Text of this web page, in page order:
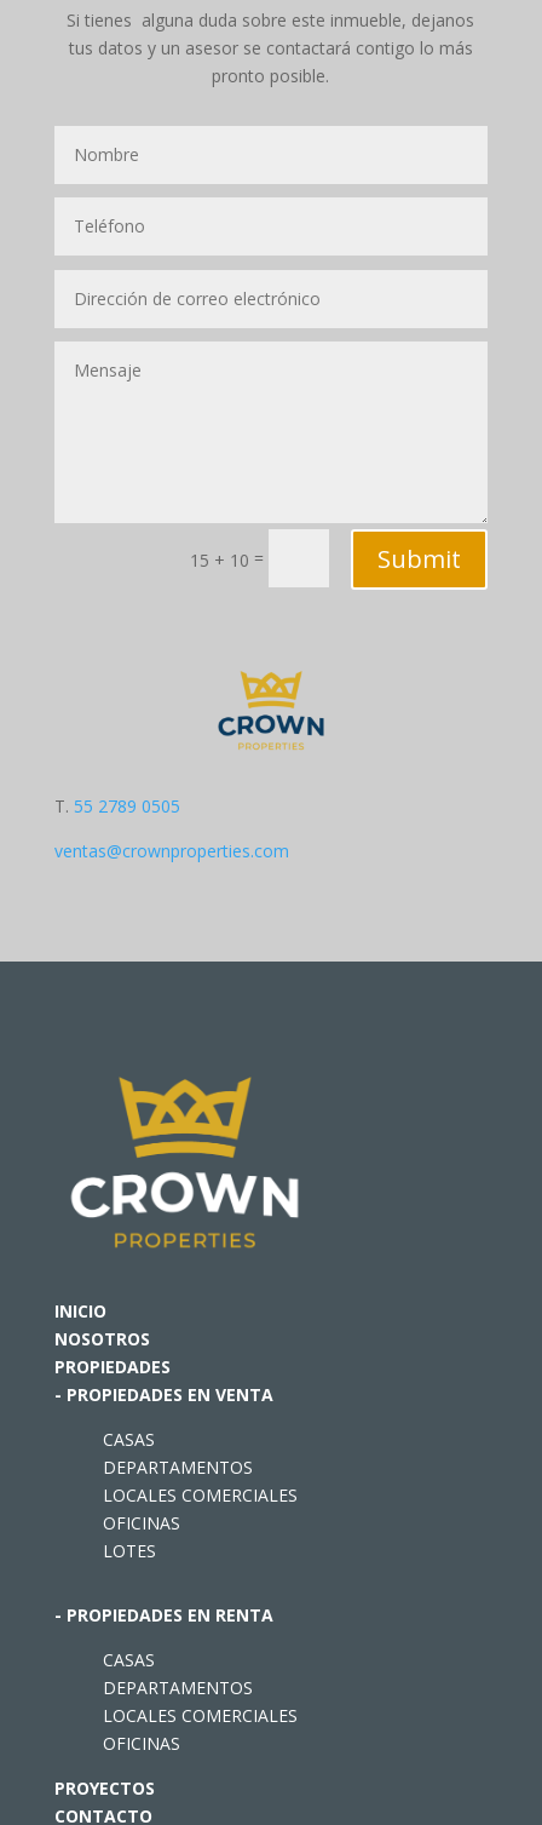
Si tienes alguna duda sobre este inmueble, dejanos
tus datos y un asesor se contactará contigo lo más
pronto posible.
15 + 10 = Submit
T. 55 2789 0505
ventas@crownproperties.com
INICIO
NOSOTROS
PROPIEDADES
- PROPIEDADES EN VENTA
CASAS
DEPARTAMENTOS
LOCALES COMERCIALES
OFICINAS
LOTES
- PROPIEDADES EN RENTA
CASAS
DEPARTAMENTOS
LOCALES COMERCIALES
OFICINAS
PROYECTOS
CONTACTO